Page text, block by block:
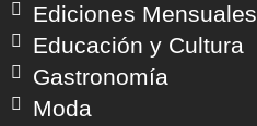
Ediciones Mensuales
Educación y Cultura
Gastronomía
Moda